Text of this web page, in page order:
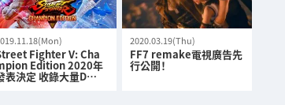
Fighter V: Cha
Edition 2020年
表決定 收錄大量D…
2020.03.19(Thu)
FF7 remake電視廣告先
行公開！